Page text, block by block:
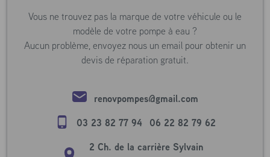
Vous ne trouvez pas la marque de votre véhicule ou le
modèle de votre pompe à eau ?
Aucun problème, envoyez nous un email pour obtenir un
devis de réparation gratuit.
renovpompes@gmail.com
03 23 82 77 94
06 22 82 79 62
2 Ch. de la carrière Sylvain